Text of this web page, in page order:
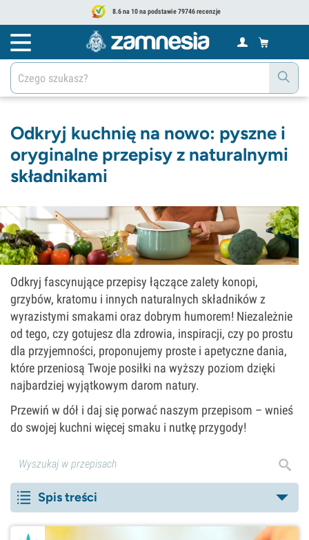
8.6 na 10 na podstawie 79746 recenzje
Odkryj kuchnię na nowo: pyszne i
oryginalne przepisy z naturalnymi
składnikami
Odkryj fascynujące przepisy łączące zalety konopi,
grzybów, kratomu i innych naturalnych składników z
wyrazistymi smakami oraz dobrym humorem! Niezależnie
od tego, czy gotujesz dla zdrowia, inspiracji, czy po prostu
dla przyjemności, proponujemy proste i apetyczne dania,
które przeniosą Twoje posiłki na wyższy poziom dzięki
najbardziej wyjątkowym darom natury.
Przewiń w dół i daj się porwać naszym przepisom – wnieś
do swojej kuchni więcej smaku i nutkę przygody!
Spis treści